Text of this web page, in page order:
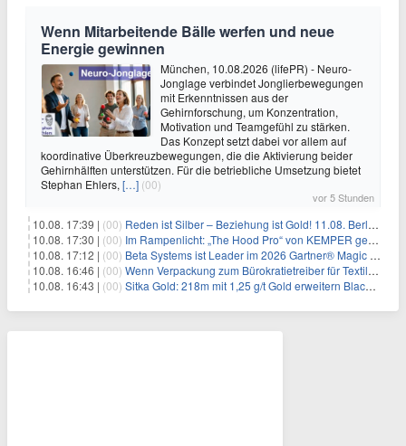
Wenn Mitarbeitende Bälle werfen und neue
Energie gewinnen
München, 10.08.2026 (lifePR) - Neuro-
Jonglage verbindet Jonglierbewegungen
mit Erkenntnissen aus der
Gehirnforschung, um Konzentration,
Motivation und Teamgefühl zu stärken.
Das Konzept setzt dabei vor allem auf
koordinative Überkreuzbewegungen, die die Aktivierung beider
Gehirnhälften unterstützen. Für die betriebliche Umsetzung bietet
Stephan Ehlers, […] (00)
vor 5 Stunden
10.08. 17:39 | (00) Reden ist Silber – Beziehung ist Gold! 11.08. Berlin – 18:30 Uhr
10.08. 17:30 | (00) Im Rampenlicht: „The Hood Pro“ von KEMPER gewinnt den Red Dot Design Award 2026
10.08. 17:12 | (00) Beta Systems ist Leader im 2026 Gartner® Magic Quadrant™ für Service Orchestration and Automation Platforms (SOAP)
10.08. 16:46 | (00) Wenn Verpackung zum Bürokratietreiber für Textilunternehmen wird
10.08. 16:43 | (00) Sitka Gold: 218m mit 1,25 g/t Gold erweitern Blackjack massiv